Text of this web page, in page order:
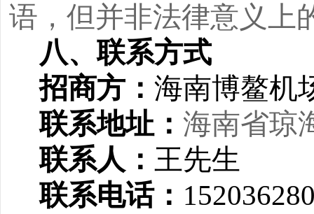
语，但并非法律意义上
八、联系方式
招商方： 海南博鳌机
联系地址： 海南省琼
联系人： 王先生
联系电话：